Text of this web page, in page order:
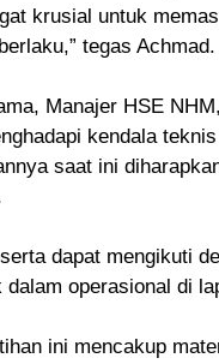
krusial untuk
tegas Achmad.
Manajer HSE
kendala
saat ini
dapat mengikuti
operasional di
ini mencakup